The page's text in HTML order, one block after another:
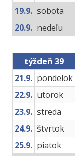
19.9. sobota
20.9. nedeľu
týždeň 39
21.9. pondelok
22.9. utorok
23.9. streda
24.9. štvrtok
25.9. piatok